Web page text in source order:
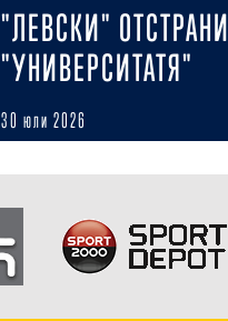
"ЛЕВСКИ" ОТСТРАНИ
"УНИВЕРСИТАТЯ"
30 юли 2026